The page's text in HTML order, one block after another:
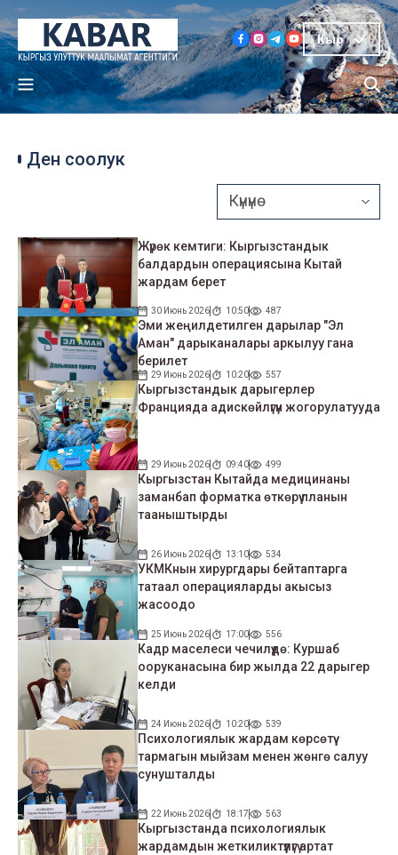
Кыр
Ден соолук
Жүрөк кемтиги: Кыргызстандык
балдардын операциясына Кытай
жардам берет
30 Июнь 2026 10:50 487
Эми жеңилдетилген дарылар "Эл
Аман" дарыканалары аркылуу гана
берилет
29 Июнь 2026 10:20 557
Кыргызстандык дарыгерлер
Францияда адискөйлүгүн жогорулатууда
29 Июнь 2026 09:40 499
Кыргызстан Кытайда медицинаны
заманбап форматка өткөрүү планын
тааныштырды
26 Июнь 2026 13:10 534
УКМКнын хирургдары бейтаптарга
татаал операцияларды акысыз
жасоодо
25 Июнь 2026 17:00 556
Кадр маселеси чечилүүдө: Куршаб
ооруканасына бир жылда 22 дарыгер
келди
24 Июнь 2026 10:20 539
Психологиялык жардам көрсөтүү
тармагын мыйзам менен жөнгө салуу
сунушталды
22 Июнь 2026 18:17 563
Кыргызстанда психологиялык
жардамдын жеткиликтүүлүгү артат